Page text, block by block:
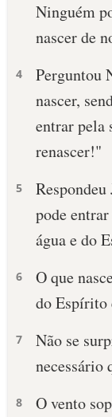
ESBOÇOS DE
PERGUNTE À
TERMO BÍBLICO
LOJA BÍBLIAON
Ninguém
nascer de
4
Perguntou
nascer,
entrar pela
renascer!"
5
pode
água e do
6
O que
do Espírito
7
Não se
necessário
8
O vento